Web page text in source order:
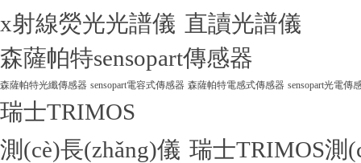
x射線熒光光譜儀 直讀光譜儀
森薩帕特sensopart傳感器
森薩帕特光纖傳感器 sensopart電容式傳感器 森薩帕特電感式傳感器 sensopart光電傳
瑞士TRIMOS
測(cè)長(zhǎng)儀 瑞士TRIMOS測